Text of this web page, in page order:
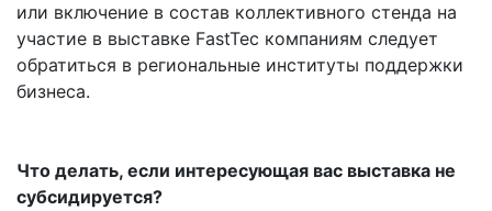
или включение в состав коллективного стенда на
участие в выставке FastTec компаниям следует
обратиться в региональные институты поддержки
бизнеса.
Что делать, если интересующая вас выставка не
субсидируется?